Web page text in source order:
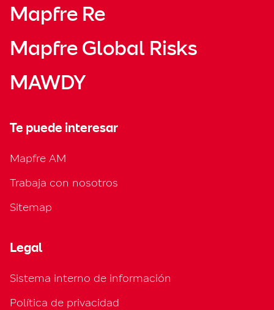
Mapfre Re
Mapfre Global Risks
MAWDY
Te puede interesar
Mapfre AM
Trabaja con nosotros
Sitemap
Legal
Sistema interno de información
Política de privacidad